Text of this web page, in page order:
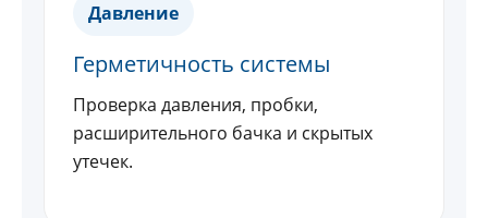
Давление
Герметичность системы
Проверка давления, пробки,
расширительного бачка и скрытых
утечек.